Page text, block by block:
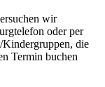
wir
oder per
die
Termin buchen